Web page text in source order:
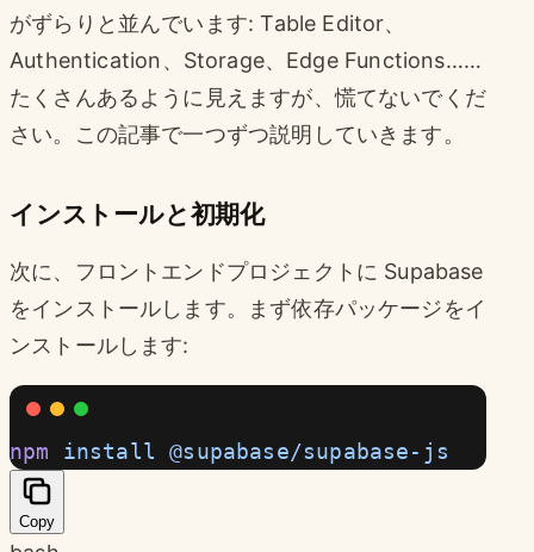
がずらりと並んでいます: Table Editor、
Authentication、Storage、Edge Functions……
たくさんあるように見えますが、慌てないでくだ
さい。この記事で一つずつ説明していきます。
インストールと初期化
次に、フロントエンドプロジェクトに Supabase
をインストールします。まず依存パッケージをイ
ンストールします:
npm install @supabase/supabase-js
Copy